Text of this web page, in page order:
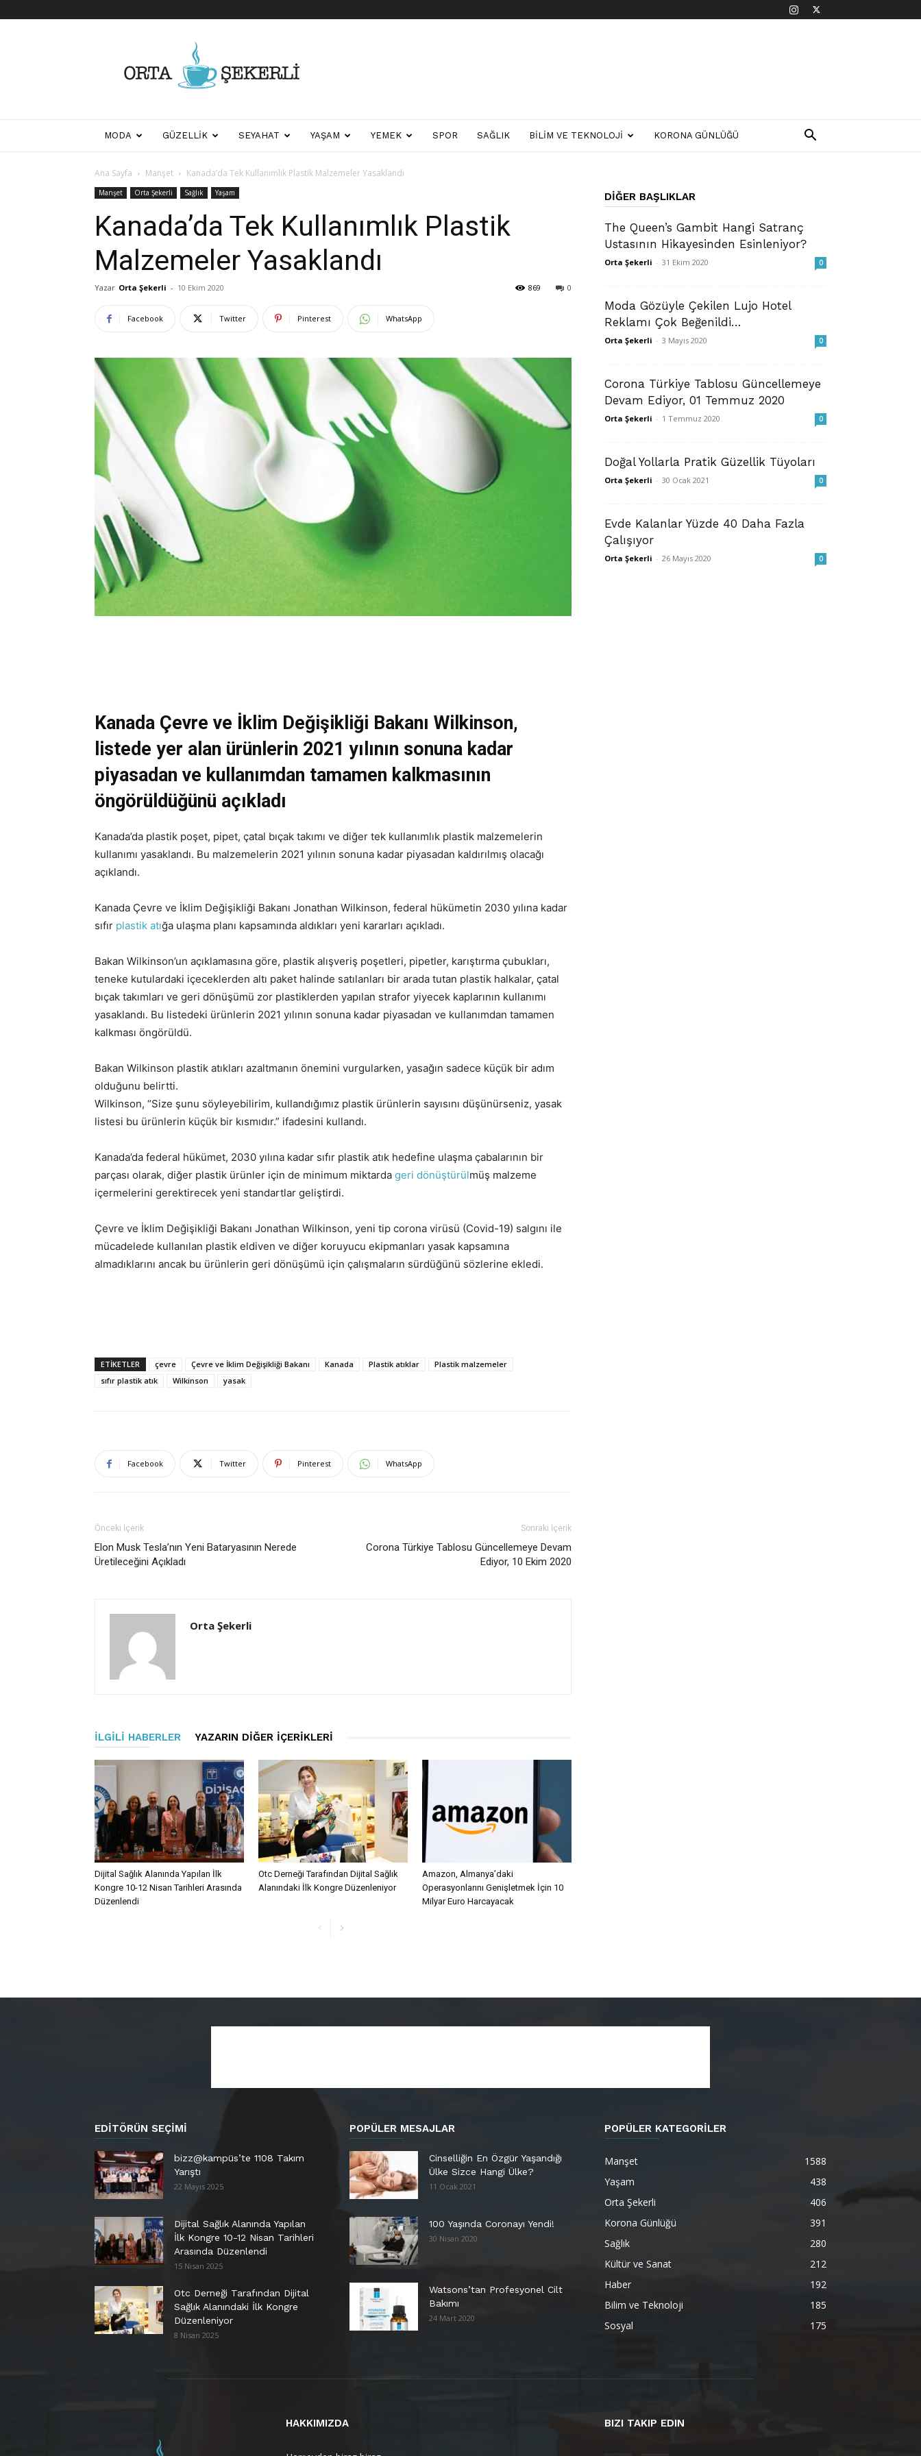
Biraz
Biraz
MODA GÜZELLIK SEYAHAT YAŞAM YEMEK SPOR SAĞLIK BILIM VE TEKNOLOJI KORONA GÜNLÜĞÜ
Ana Sayfa Manşet Kanada’da Tek Kullanımlık Plastik Malzemeler Yasaklandı
Manşet Orta Şekerli Sağlık Yaşam
Kanada’da Tek Kullanımlık Plastik
Malzemeler Yasaklandı
Yazar Orta Şekerli - 10 Ekim 2020 0
869
Facebook Twitter Pinterest WhatsApp
Kanada Çevre ve İklim Değişikliği Bakanı Wilkinson,
listede yer alan ürünlerin 2021 yılının sonuna kadar
piyasadan ve kullanımdan tamamen kalkmasının
öngörüldüğünü açıkladı
Kanada’da plastik poşet, pipet, çatal bıçak takımı ve diğer tek kullanımlık plastik malzemelerin
kullanımı yasaklandı. Bu malzemelerin 2021 yılının sonuna kadar piyasadan kaldırılmış olacağı
açıklandı.
Kanada Çevre ve İklim Değişikliği Bakanı Jonathan Wilkinson, federal hükümetin 2030 yılına kadar
sıfır plastik atığa ulaşma planı kapsamında aldıkları yeni kararları açıkladı.
Bakan Wilkinson’un açıklamasına göre, plastik alışveriş poşetleri, pipetler, karıştırma çubukları,
teneke kutulardaki içeceklerden altı paket halinde satılanları bir arada tutan plastik halkalar, çatal
bıçak takımları ve geri dönüşümü zor plastiklerden yapılan strafor yiyecek kaplarının kullanımı
yasaklandı. Bu listedeki ürünlerin 2021 yılının sonuna kadar piyasadan ve kullanımdan tamamen
kalkması öngörüldü.
Bakan Wilkinson plastik atıkları azaltmanın önemini vurgularken, yasağın sadece küçük bir adım
olduğunu belirtti.
Wilkinson, “Size şunu söyleyebilirim, kullandığımız plastik ürünlerin sayısını düşünürseniz, yasak
listesi bu ürünlerin küçük bir kısmıdır.” ifadesini kullandı.
Kanada’da federal hükümet, 2030 yılına kadar sıfır plastik atık hedefine ulaşma çabalarının bir
parçası olarak, diğer plastik ürünler için de minimum miktarda geri dönüştürülmüş malzeme
içermelerini gerektirecek yeni standartlar geliştirdi.
Çevre ve İklim Değişikliği Bakanı Jonathan Wilkinson, yeni tip corona virüsü (Covid-19) salgını ile
mücadelede kullanılan plastik eldiven ve diğer koruyucu ekipmanları yasak kapsamına
almadıklarını ancak bu ürünlerin geri dönüşümü için çalışmaların sürdüğünü sözlerine ekledi.
ETIKETLER çevre Çevre ve İklim Değişikliği Bakanı Kanada Plastik atıklar
Plastik malzemeler
sıfır plastik atık
Wilkinson yasak
Facebook Twitter Pinterest WhatsApp
Önceki İçerik
Elon Musk Tesla’nın Yeni Bataryasının Nerede
Üretileceğini Açıkladı
Sonraki İçerik
Corona Türkiye Tablosu Güncellemeye Devam
Ediyor, 10 Ekim 2020
Orta Şekerli
İLGILI HABERLER YAZARIN DIĞER İÇERIKLERI
Dijital Sağlık Alanında Yapılan İlk
Kongre 10-12 Nisan Tarihleri Arasında
Düzenlendi
Otc Derneği Tarafından Dijital Sağlık
Alanındaki İlk Kongre Düzenleniyor
Amazon, Almanya’daki
Operasyonlarını Genişletmek İçin 10
Milyar Euro Harcayacak
DIĞER BAŞLIKLAR
The Queen’s Gambit Hangi Satranç
Ustasının Hikayesinden Esinleniyor?
Orta Şekerli - 31 Ekim 2020 0
Moda Gözüyle Çekilen Lujo Hotel
Reklamı Çok Beğenildi…
Orta Şekerli - 3 Mayıs 2020 0
Corona Türkiye Tablosu Güncellemeye
Devam Ediyor, 01 Temmuz 2020
Orta Şekerli - 1 Temmuz 2020 0
Doğal Yollarla Pratik Güzellik Tüyoları
Orta Şekerli - 30 Ocak 2021 0
Evde Kalanlar Yüzde 40 Daha Fazla
Çalışıyor
Orta Şekerli - 26 Mayıs 2020 0
EDITÖRÜN SEÇIMI
bizz@kampüs’te 1108 Takım
Yarıştı
22 Mayıs 2025
Dijital Sağlık Alanında Yapılan
İlk Kongre 10-12 Nisan Tarihleri
Arasında Düzenlendi
15 Nisan 2025
Otc Derneği Tarafından Dijital
Sağlık Alanındaki İlk Kongre
Düzenleniyor
8 Nisan 2025
POPÜLER MESAJLAR
Cinselliğin En Özgür Yaşandığı
Ülke Sizce Hangi Ülke?
11 Ocak 2021
100 Yaşında Coronayı Yendi!
30 Nisan 2020
Watsons’tan Profesyonel Cilt
Bakımı
24 Mart 2020
POPÜLER KATEGORİLER
Manşet
1588
Yaşam
438
Orta Şekerli
406
Korona Günlüğü
391
Sağlık
280
Kültür ve Sanat
212
Haber
192
Bilim ve Teknoloji
185
Sosyal
175
HAKKIMIZDA BIZI TAKIP EDIN